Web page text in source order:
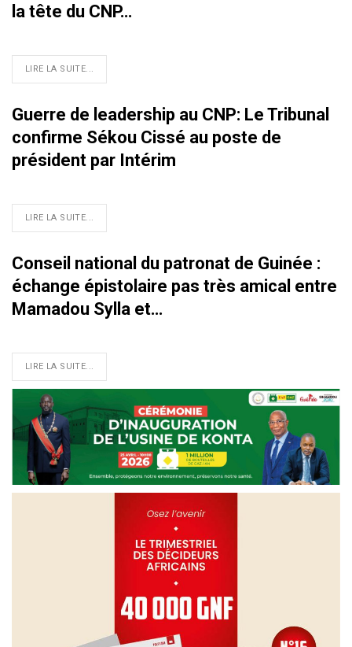
la tête du CNP…
LIRE LA SUITE...
Guerre de leadership au CNP: Le Tribunal
confirme Sékou Cissé au poste de
président par Intérim
LIRE LA SUITE...
Conseil national du patronat de Guinée :
échange épistolaire pas très amical entre
Mamadou Sylla et…
LIRE LA SUITE...